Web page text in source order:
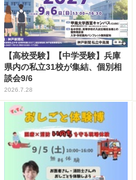
【高校受験】【中学受験】兵庫
県内の私立31校が集結、個別相
談会9/6
2026.7.28